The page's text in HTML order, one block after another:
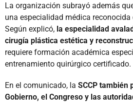
La organización subrayó además
una especialidad médica reconocida
Según explicó, la especialidad
cirugía plástica estética y
requiere formación académica
entrenamiento quirúrgico certificado.
En el comunicado, la SCCP también
Gobierno, el Congreso y las